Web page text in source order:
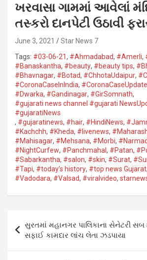
ખરવાસા ગામમાં આવેલાં
તસ્કરો દાનપેટી ઉઠાવી
June 3, 2021
Star News 7
Tags: #03-06-21, #Ahmadabad, #Amerli,
#Banaskantha​, #beauty, #beauty tips,
#Bhavnagar​, #Botad, #ChhotaUdaipur,
#CoronaCaseInIndia, #CoronaCaseUpdate
#Dwarka​, #Gandinagar, #GirSomnath,
#gujarati news channel #gujarati
#gujaratiNews
, #gujaratinews, #hair, #HindiNews,
#Kachchh, #Kheda​, #livenews,
#Mahisagar​, #Mehsana, #Morbi,
#NightCurfew, #Panchmahal, #Patan​,
#Sabarkantha​, #salon, #skin, #Surat​,
#Tapi​, #today’s history, #top news Gujarat,
#Vadodara​, #Valsad​, #viralvideo,
navigation
સુરતમાં મહાનગર પાલિકાના સેનેટરી
સફાઈ કામદાર લાંચ લેતા ઝડપાયા